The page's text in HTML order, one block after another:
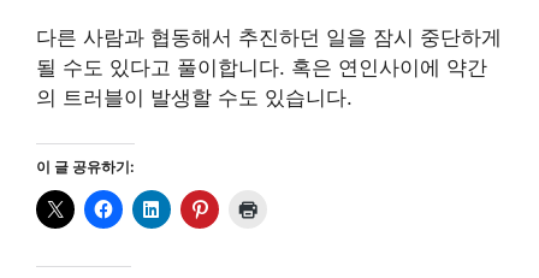
다른 사람과 협동해서 추진하던 일을 잠시 중단하게
될 수도 있다고 풀이합니다. 혹은 연인사이에 약간
의 트러블이 발생할 수도 있습니다.
이 글 공유하기: